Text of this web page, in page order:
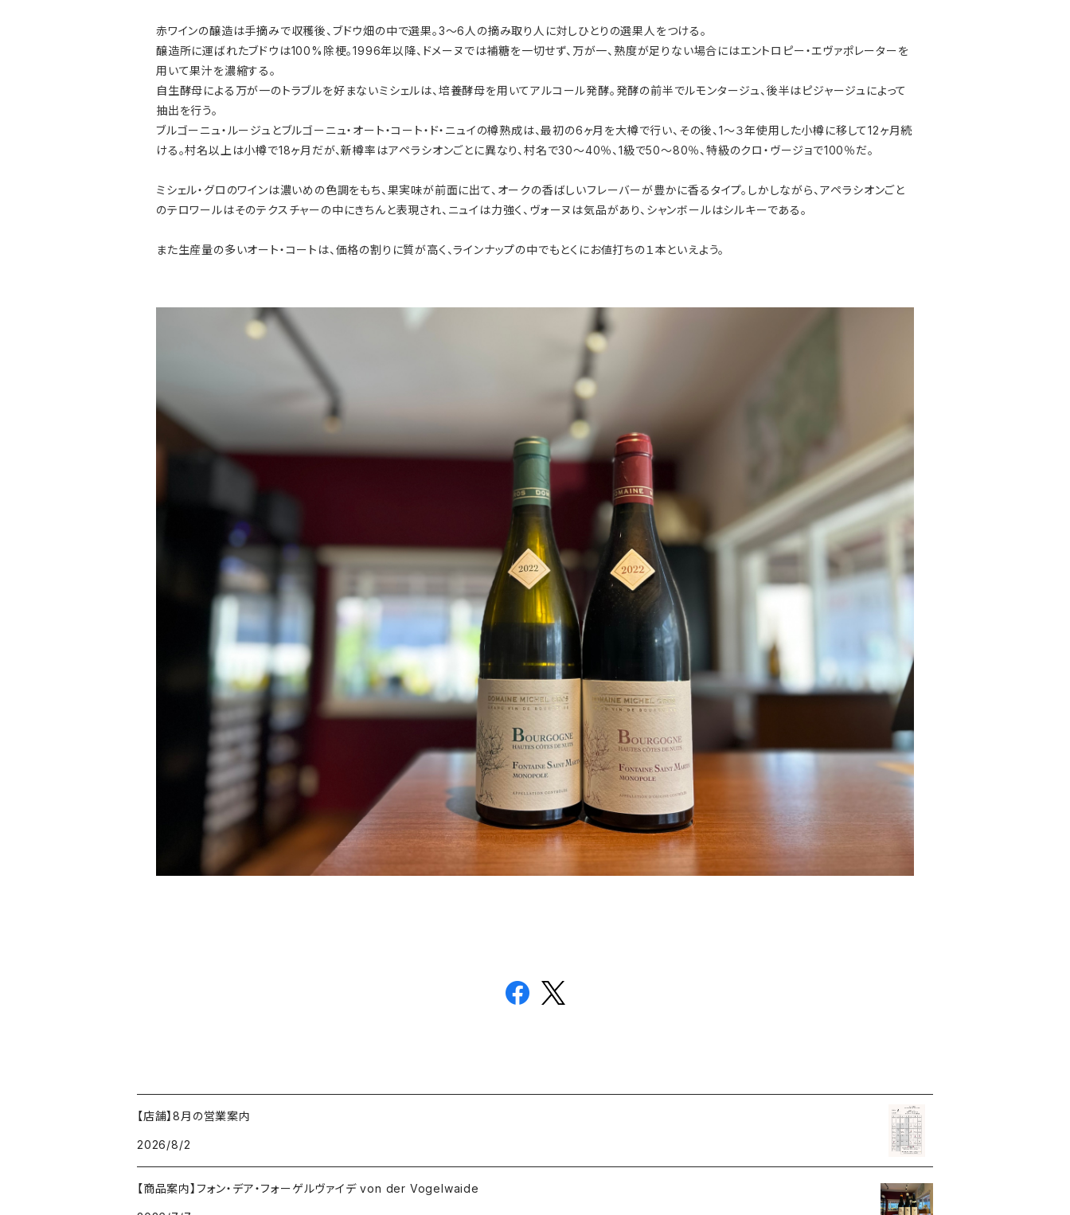
赤ワインの醸造は手摘みで収穫後、ブドウ畑の中で選果。3〜6人の摘み取り人に対しひとりの選果人をつける。
醸造所に運ばれたブドウは100%除梗。1996年以降、ドメーヌでは補糖を一切せず、万が一、熟度が足りない場合にはエントロピー・エヴァポレーターを
用いて果汁を濃縮する。
自生酵母による万が一のトラブルを好まないミシェルは、培養酵母を用いてアルコール発酵。発酵の前半でルモンタージュ、後半はピジャージュによって
抽出を行う。
ブルゴーニュ・ルージュとブルゴーニュ・オート・コート・ド・ニュイの樽熟成は、最初の6ヶ月を大樽で行い、その後、1〜３年使用した小樽に移して12ヶ月続
ける。村名以上は小樽で18ヶ月だが、新樽率はアペラシオンごとに異なり、村名で30〜40％、1級で50〜80％、特級のクロ・ヴージョで100％だ。
ミシェル・グロのワインは濃いめの色調をもち、果実味が前面に出て、オークの香ばしいフレーバーが豊かに香るタイプ。しかしながら、アペラシオンごと
のテロワールはそのテクスチャーの中にきちんと表現され、ニュイは力強く、ヴォーヌは気品があり、シャンボールはシルキーである。
また生産量の多いオート・コートは、価格の割りに質が高く、ラインナップの中でもとくにお値打ちの１本といえよう。
【店舗】8月の営業案内
2026/8/2
【商品案内】フォン・デア・フォーゲルヴァイデ von der Vogelwaide